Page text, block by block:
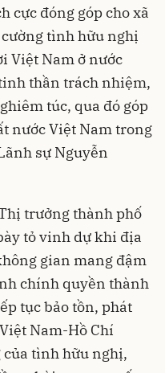
cực đóng góp cho xã
tình hữu nghị
Việt Nam ở nước
thần trách nhiệm,
túc, qua đó góp
nước Việt Nam trong
sự Nguyễn
trưởng thành phố
tỏ vinh dự khi địa
gian mang đậm
chính quyền thành
tục bảo tồn, phát
Nam-Hồ Chí
tình hữu nghị,